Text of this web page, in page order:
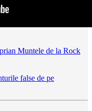
Muntele de la Rock
false de pe